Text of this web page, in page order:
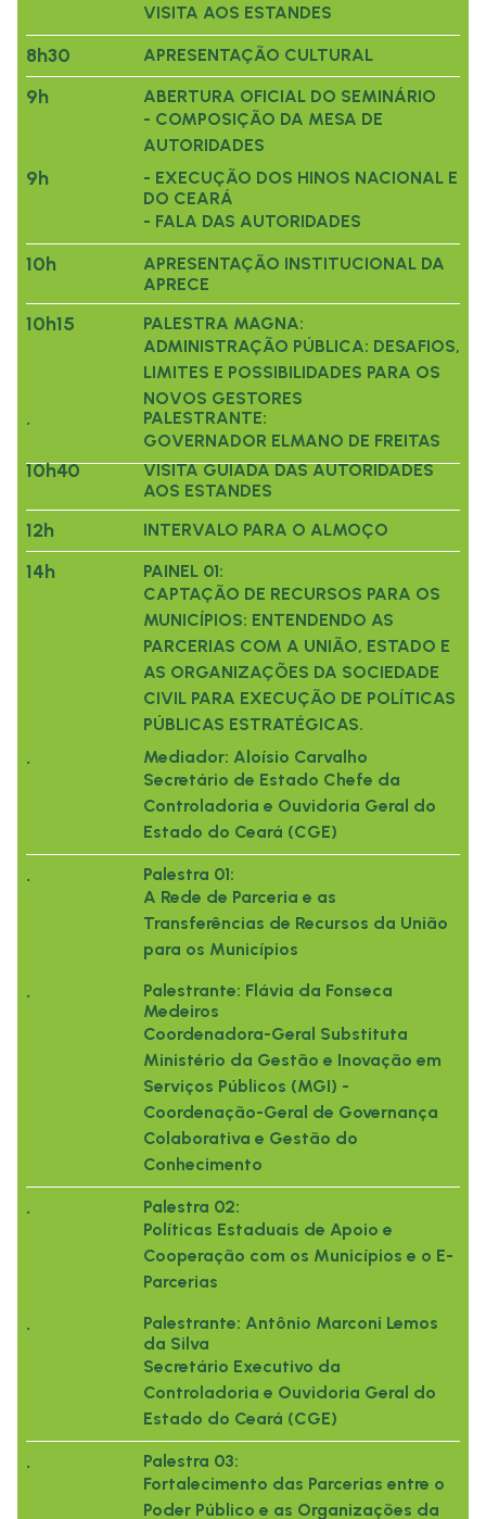
VISITA AOS ESTANDES
8h30 APRESENTAÇÃO CULTURAL
9h
ABERTURA OFICIAL DO SEMINÁRIO
- COMPOSIÇÃO DA MESA DE
AUTORIDADES
9h
- EXECUÇÃO DOS HINOS NACIONAL E
DO CEARÁ
- FALA DAS AUTORIDADES
10h
APRESENTAÇÃO INSTITUCIONAL DA
APRECE
10h15
PALESTRA MAGNA:
ADMINISTRAÇÃO PÚBLICA: DESAFIOS,
LIMITES E POSSIBILIDADES PARA OS
NOVOS GESTORES
.
PALESTRANTE:
GOVERNADOR ELMANO DE FREITAS
10h40
VISITA GUIADA DAS AUTORIDADES
AOS ESTANDES
12h INTERVALO PARA O ALMOÇO
14h
PAINEL 01:
CAPTAÇÃO DE RECURSOS PARA OS
MUNICÍPIOS: ENTENDENDO AS
PARCERIAS COM A UNIÃO, ESTADO E
AS ORGANIZAÇÕES DA SOCIEDADE
CIVIL PARA EXECUÇÃO DE POLÍTICAS
PÚBLICAS ESTRATÉGICAS.
.
Mediador: Aloísio Carvalho
Secretário de Estado Chefe da
Controladoria e Ouvidoria Geral do
Estado do Ceará (CGE)
.
Palestra 01:
A Rede de Parceria e as
Transferências de Recursos da União
para os Municípios
.
Palestrante: Flávia da Fonseca
Medeiros
Coordenadora-Geral Substituta
Ministério da Gestão e Inovação em
Serviços Públicos (MGI) -
Coordenação-Geral de Governança
Colaborativa e Gestão do
Conhecimento
.
Palestra 02:
Políticas Estaduais de Apoio e
Cooperação com os Municípios e o E-
Parcerias
.
Palestrante: Antônio Marconi Lemos
da Silva
Secretário Executivo da
Controladoria e Ouvidoria Geral do
Estado do Ceará (CGE)
.
Palestra 03:
Fortalecimento das Parcerias entre o
Poder Público e as Organizações da